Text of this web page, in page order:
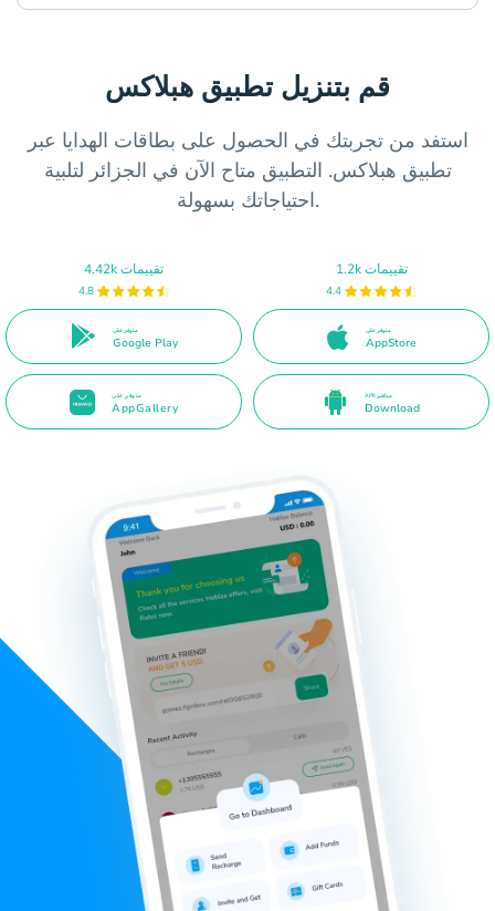
قم بتنزيل تطبيق هبلاكس
استفد من تجربتك في الحصول على بطاقات الهدايا عبر
تطبيق هبلاكس. التطبيق متاح الآن في الجزائر لتلبية
احتياجاتك بسهولة.
4.42k تقييمات
4.8
متوفر على
Google Play
1.2k تقييمات
4.4
متوفر على
AppStore
متوفر على
AppGallery
APK مباشر
Download